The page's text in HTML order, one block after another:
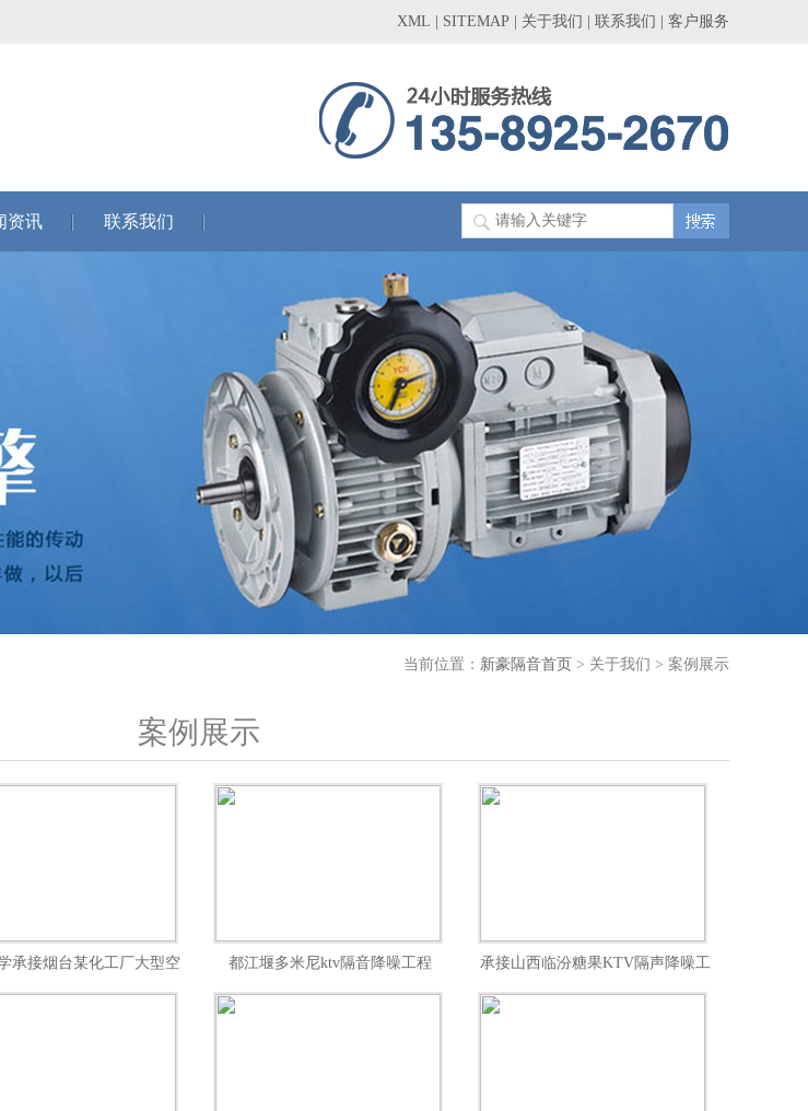
XML SITEMAP 关于我们 联系我们 客户服务
资讯 联系我们
当前位置： 新豪隔音首页 > 关于我们 > 案例展示
案例展示
承接烟台某化工厂大型空 都江堰多米尼ktv隔音降噪工程 承接山西临汾糖果KTV隔声降噪工